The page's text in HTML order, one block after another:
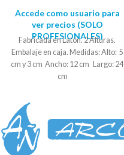
Accede como usuario para
ver precios (SOLO
PROFESIONALES)
Fabricada en Latón. 2 Alturas.
Embalaje en caja. Medidas: Alto: 5
cm y 3 cm Ancho: 12 cm Largo: 24
cm